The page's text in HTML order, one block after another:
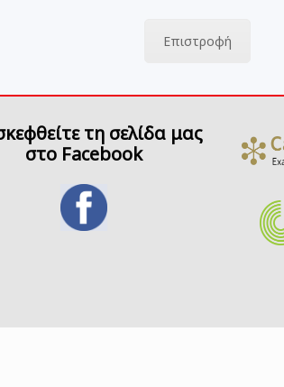
Επιστροφή
τη σελίδα μας
στο Facebook